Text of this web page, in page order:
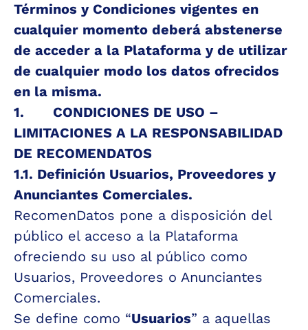
Términos y Condiciones vigentes en
cualquier momento deberá abstenerse
de acceder a la Plataforma y de utilizar
de cualquier modo los datos ofrecidos
en la misma.
1.       CONDICIONES DE USO –
LIMITACIONES A LA RESPONSABILIDAD
DE RECOMENDATOS
1.1. Definición Usuarios, Proveedores y
Anunciantes Comerciales.
RecomenDatos pone a disposición del
público el acceso a la Plataforma
ofreciendo su uso al público como
Usuarios, Proveedores o Anunciantes
Comerciales.
Se define como “Usuarios” a aquellas